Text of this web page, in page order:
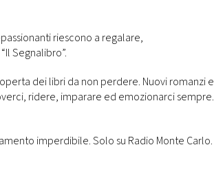
riescono a regalare,
Segnalibro”.
dei libri da non perdere. Nuovi romanzi e
ridere, imparare ed emozionarci sempre.
imperdibile. Solo su Radio Monte Carlo.